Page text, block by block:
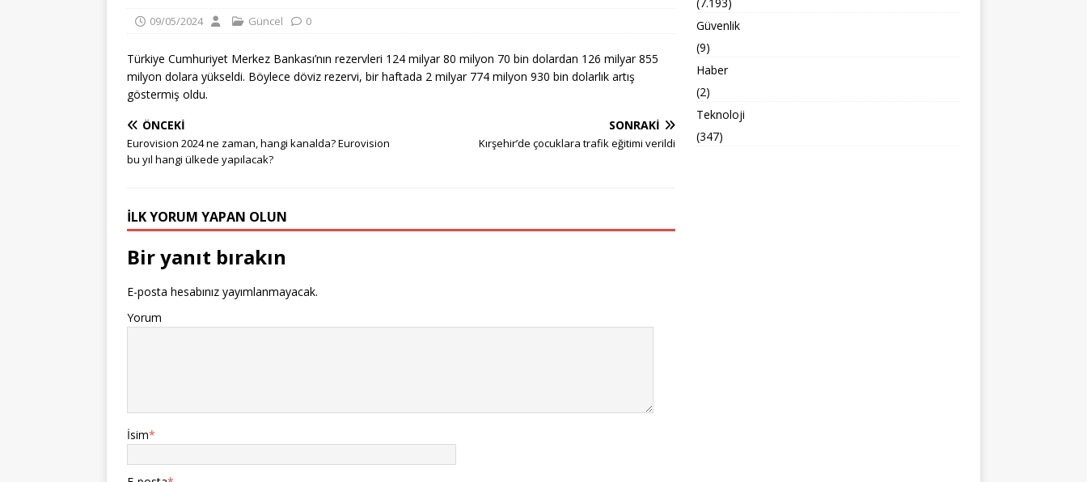
09/05/2024 Güncel 0
Türkiye Cumhuriyet Merkez Bankası’nın rezervleri 124 milyar 80 milyon 70 bin dolardan 126 milyar 855
milyon dolara yükseldi. Böylece döviz rezervi, bir haftada 2 milyar 774 milyon 930 bin dolarlık artış
göstermiş oldu.
ÖNCEKI
Eurovision 2024 ne zaman, hangi kanalda? Eurovision
bu yıl hangi ülkede yapılacak?
SONRAKI
Kırşehir’de çocuklara trafik eğitimi verildi
İLK YORUM YAPAN OLUN
Bir yanıt bırakın
E-posta hesabınız yayımlanmayacak.
Yorum
İsim*
Güvenlik
(9)
Haber
(2)
Teknoloji
(347)